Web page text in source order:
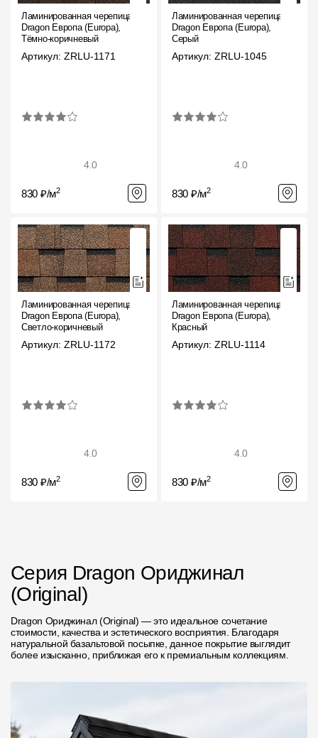
Ламинированная черепица
Dragon Европа (Europa),
Тёмно-коричневый
Артикул: ZRLU-1171
4.0
830 ₽/м2
Ламинированная черепица
Dragon Европа (Europa),
Серый
Артикул: ZRLU-1045
4.0
830 ₽/м2
Ламинированная черепица
Dragon Европа (Europa),
Светло-коричневый
Артикул: ZRLU-1172
4.0
830 ₽/м2
Ламинированная черепица
Dragon Европа (Europa),
Красный
Артикул: ZRLU-1114
4.0
830 ₽/м2
Серия Dragon Ориджинал
(Original)
Dragon Ориджинал (Original) — это идеальное сочетание
стоимости, качества и эстетического восприятия. Благодаря
натуральной базальтовой посыпке, данное покрытие выглядит
более изысканно, приближая его к премиальным коллекциям.